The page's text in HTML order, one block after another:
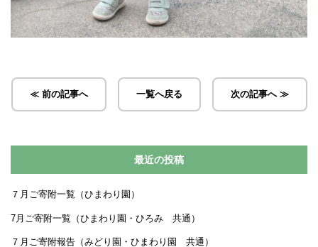
≪ 前の記事へ 一覧へ戻る 次の記事へ ≫
最近の投稿
７月ご寄附一覧（ひまわり園）
7月ご寄附一覧（ひまわり園・ひろみ 共通）
７月ご寄附報告（みどり園・ひまわり園 共通）